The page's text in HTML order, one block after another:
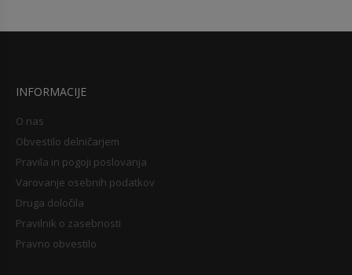
INFORMACIJE
O nas
Obvestilo delničarjem
Pravila in pogoji poslovanja
Varovanje osebnih podatkov
Druga določila
Pravilnik o zasebnosti
Pravno obvestilo